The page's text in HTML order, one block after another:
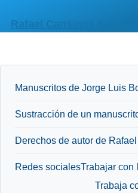
Rafael Cansinos Assens
Manuscritos de Jorge Luis
Sustracción de un
Derechos de autor de
Redes socialesTrabajar con
Trabaja